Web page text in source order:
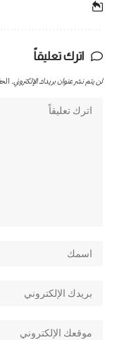
اترك تعليقاً
لن يتم نشر عنوان بريدك الإلكتروني.